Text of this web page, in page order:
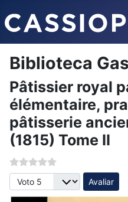
Biblioteca
Pâtissier royal
élémentaire,
pâtisserie
(1815) Tome II
Avalie, por favor